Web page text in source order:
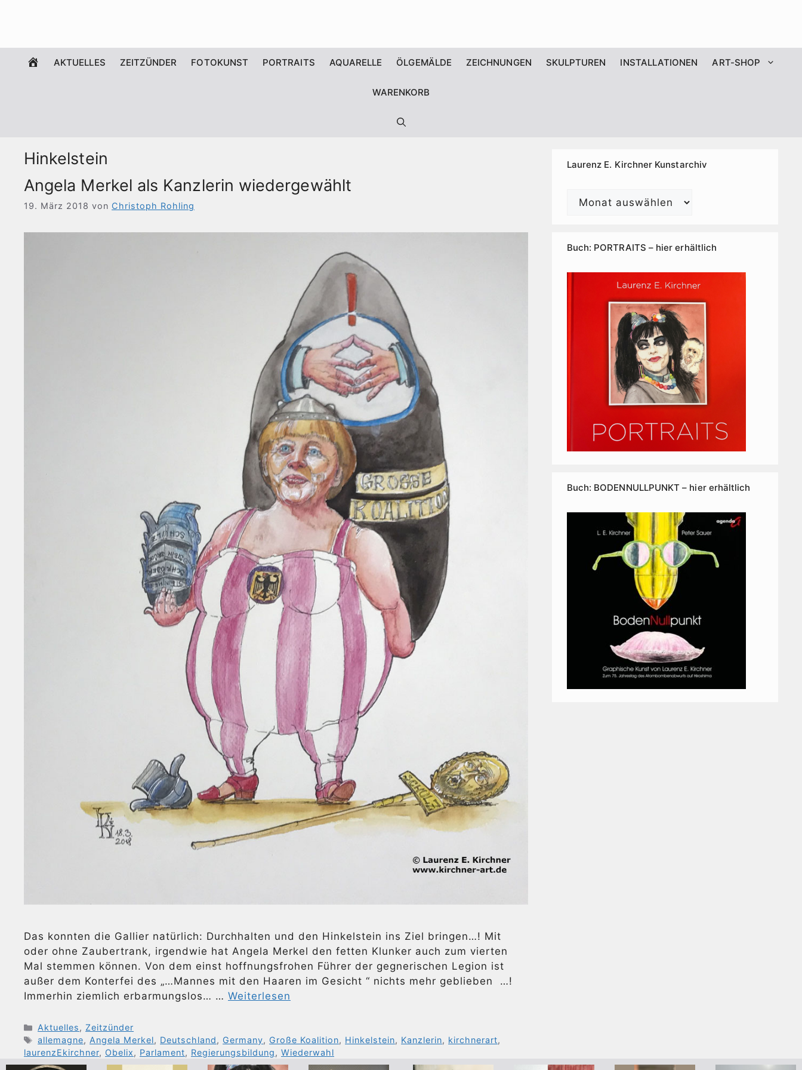
WILLKOMMEN
AKTUELLES ZEITZÜNDER FOTOKUNST PORTRAITS AQUARELLE ÖLGEMÄLDE ZEICHNUNGEN SKULPTUREN INSTALLATIONEN ART-SHOP
WARENKORB
Hinkelstein
Angela Merkel als Kanzlerin wiedergewählt
19. März 2018 von Christoph Rohling
Das konnten die Gallier natürlich: Durchhalten und den Hinkelstein ins Ziel bringen…! Mit
oder ohne Zaubertrank, irgendwie hat Angela Merkel den fetten Klunker auch zum vierten
Mal stemmen können. Von dem einst hoffnungsfrohen Führer der gegnerischen Legion ist
außer dem Konterfei des „…Mannes mit den Haaren im Gesicht “ nichts mehr geblieben …!
Immerhin ziemlich erbarmungslos… … Weiterlesen
Kategorien
Aktuelles, Zeitzünder
Schlagwörter
allemagne, Angela Merkel, Deutschland, Germany, Große Koalition, Hinkelstein, Kanzlerin, kirchnerart,
laurenzEkirchner, Obelix, Parlament, Regierungsbildung, Wiederwahl
Laurenz E. Kirchner Kunstarchiv
Laurenz
Buch: PORTRAITS – hier erhältlich
Buch: BODENNULLPUNKT – hier erhältlich